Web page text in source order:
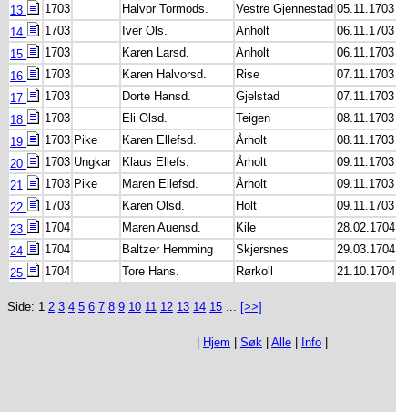
13
1703 Halvor Tormods. Vestre Gjennestad 05.11.1703
14
1703 Iver Ols. Anholt 06.11.1703
15
1703 Karen Larsd. Anholt 06.11.1703
16
1703 Karen Halvorsd. Rise 07.11.1703
17
1703 Dorte Hansd. Gjelstad 07.11.1703
18
1703 Eli Olsd. Teigen 08.11.1703
19
1703 Pike Karen Ellefsd. Årholt 08.11.1703
20
1703 Ungkar Klaus Ellefs. Årholt 09.11.1703
21
1703 Pike Maren Ellefsd. Årholt 09.11.1703
22
1703 Karen Olsd. Holt 09.11.1703
23
1704 Maren Auensd. Kile 28.02.1704
24
1704 Baltzer Hemming Skjersnes 29.03.1704
25
1704 Tore Hans. Rørkoll 21.10.1704
Side: 1 2 3 4 5 6 7 8 9 10 11 12 13 14 15 ... [>>]
Hjem Søk Alle Info